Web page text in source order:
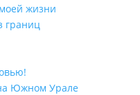
жизни
границ
Южном Урале